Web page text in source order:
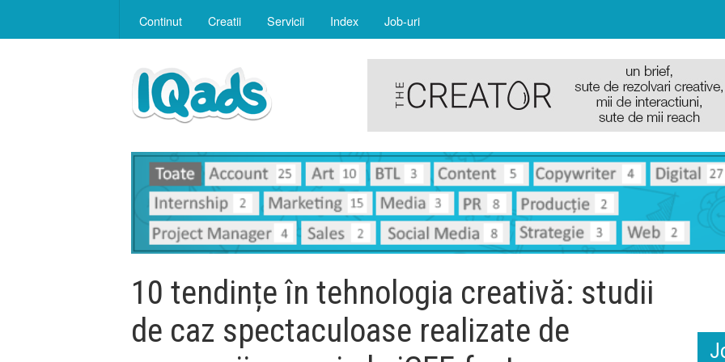
Continut Creatii Servicii Index Job-uri
10 tendințe în tehnologia creativă: studii
de caz spectaculoase realizate de